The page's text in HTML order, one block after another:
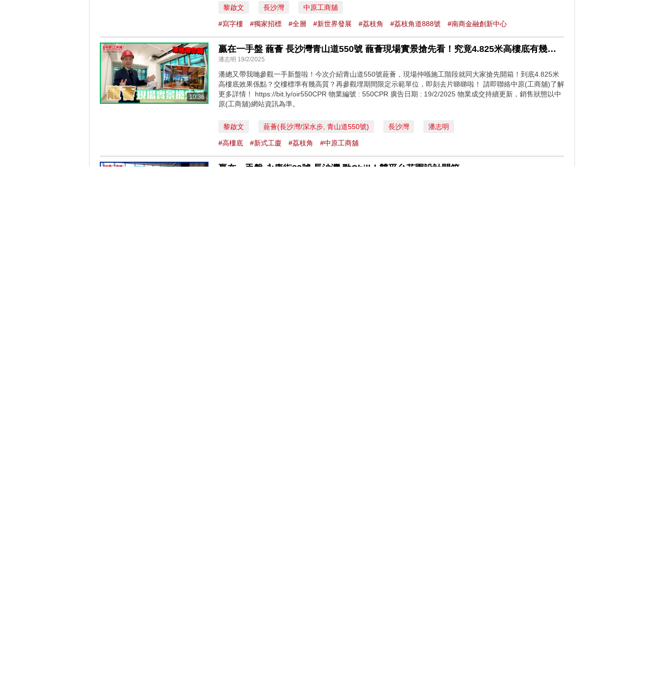
黎啟文 長沙灣 中原工商舖
#寫字樓 #獨家招標 #全層 #新世界發展 #荔枝角 #荔枝角道888號 #南商金融創新中心
10:36
贏在一手盤 蘢薈 長沙灣青山道550號 蘢薈現場實景搶先看！究竟4.825米高樓底有幾好用
潘志明 19/2/2025
潘總又帶我哋參觀一手新盤啦！今次介紹青山道550號蘢薈，現場仲喺施工階段就同大家搶先開箱！到底4.825米
高樓底效果係點？交樓標準有幾高質？再參觀埋期間限定示範單位，即刻去片睇睇啦！ 請即聯絡中原(工商舖)了解
更多詳情！ https://bit.ly/oir550CPR 物業編號 : 550CPR 廣告日期 : 19/2/2025 物業成交持續更新，銷售狀態以中
原(工商舖)網站資訊為準。
黎啟文 蘢薈(長沙灣/深水步, 青山道550號) 長沙灣 潘志明
#高樓底 #新式工廈 #荔枝角 #中原工商舖
贏在一手盤 永康街83號 長沙灣 勁Chill！雙平台花園設計開箱